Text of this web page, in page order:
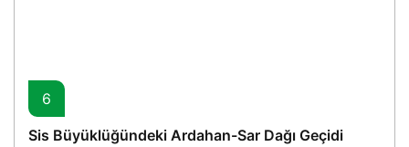
6
Sis Büyüklüğündeki Ardahan-Sar Dağı Geçidi